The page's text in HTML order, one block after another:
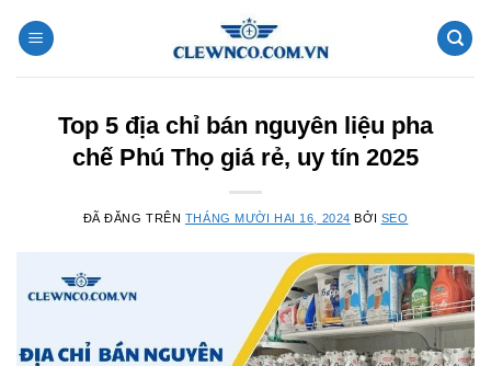
đến
Top 5 địa chỉ bán nguyên liệu pha
chế Phú Thọ giá rẻ, uy tín 2025
ĐÃ ĐĂNG TRÊN THÁNG MƯỜI HAI 16, 2024 BỞI SEO